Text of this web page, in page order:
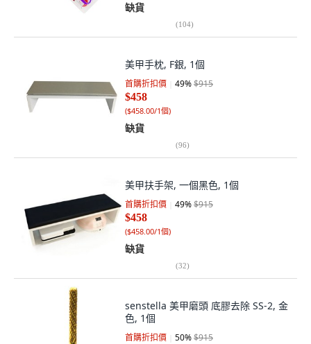
缺貨
(104)
美甲手枕, F銀, 1個
首購折扣價 49%$915
$458
($458.00/1個)
缺貨
(96)
美甲扶手架, 一個黑色, 1個
首購折扣價 49%$915
$458
($458.00/1個)
缺貨
(32)
senstella 美甲磨頭 底膠去除 SS-2, 金
色, 1個
首購折扣價 50%$915